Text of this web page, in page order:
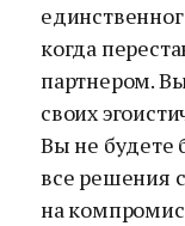
когда
партнером.
своих
Вы не будете
все решения
на